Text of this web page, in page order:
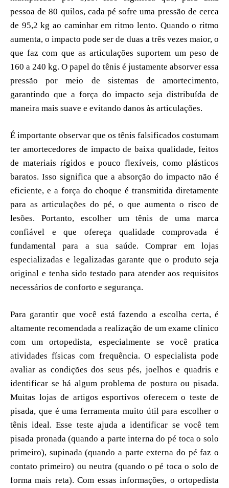
pessoa de 80 quilos, cada pé sofre uma pressão de cerca
de 95,2 kg ao caminhar em ritmo lento. Quando o ritmo
aumenta, o impacto pode ser de duas a três vezes maior, o
que faz com que as articulações suportem um peso de
160 a 240 kg. O papel do tênis é justamente absorver essa
pressão por meio de sistemas de amortecimento,
garantindo que a força do impacto seja distribuída de
maneira mais suave e evitando danos às articulações.
É importante observar que os tênis falsificados costumam
ter amortecedores de impacto de baixa qualidade, feitos
de materiais rígidos e pouco flexíveis, como plásticos
baratos. Isso significa que a absorção do impacto não é
eficiente, e a força do choque é transmitida diretamente
para as articulações do pé, o que aumenta o risco de
lesões. Portanto, escolher um tênis de uma marca
confiável e que ofereça qualidade comprovada é
fundamental para a sua saúde. Comprar em lojas
especializadas e legalizadas garante que o produto seja
original e tenha sido testado para atender aos requisitos
necessários de conforto e segurança.
Para garantir que você está fazendo a escolha certa, é
altamente recomendada a realização de um exame clínico
com um ortopedista, especialmente se você pratica
atividades físicas com frequência. O especialista pode
avaliar as condições dos seus pés, joelhos e quadris e
identificar se há algum problema de postura ou pisada.
Muitas lojas de artigos esportivos oferecem o teste de
pisada, que é uma ferramenta muito útil para escolher o
tênis ideal. Esse teste ajuda a identificar se você tem
pisada pronada (quando a parte interna do pé toca o solo
primeiro), supinada (quando a parte externa do pé faz o
contato primeiro) ou neutra (quando o pé toca o solo de
forma mais reta). Com essas informações, o ortopedista